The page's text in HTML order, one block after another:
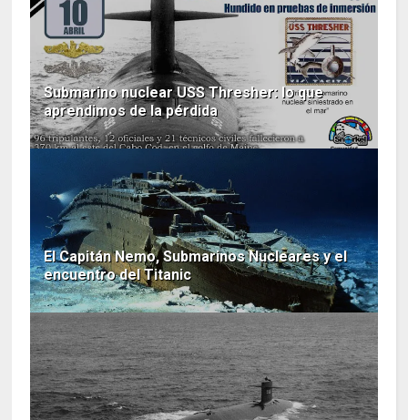
Submarino nuclear USS Thresher: lo que
aprendimos de la pérdida
El Capitán Nemo, Submarinos Nucleares y el
encuentro del Titanic